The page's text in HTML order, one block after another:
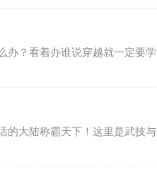
办？看着办谁说穿越就一定要学
的大陆称霸天下！这里是武技与